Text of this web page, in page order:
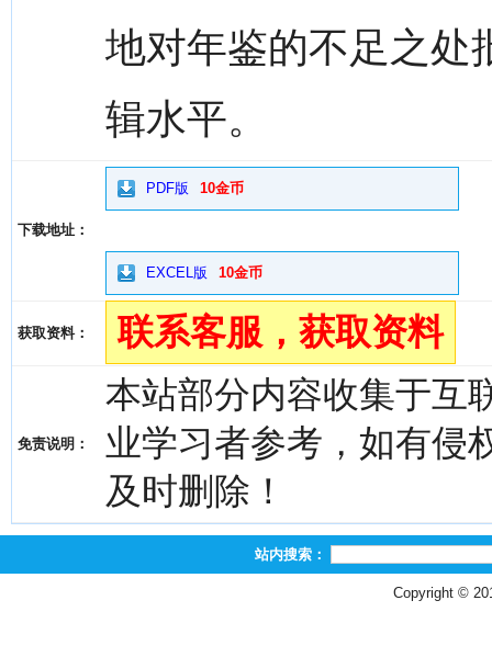
地对年鉴的不足之处
辑水平。
下载地址：
PDF版 10金币
EXCEL版 10金币
获取资料： 联系客服，获取资料
免责说明：
本站部分内容收集于互
业学习者参考，如有侵
及时删除！
站内搜索：
Copyright ©